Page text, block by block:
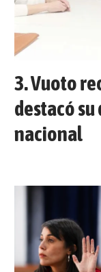
Vuoto
destacó
nacional